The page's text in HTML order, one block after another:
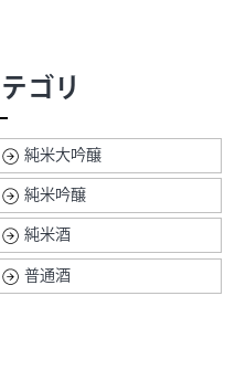
ゴリ
純米大吟醸
純米吟醸
純米酒
普通酒